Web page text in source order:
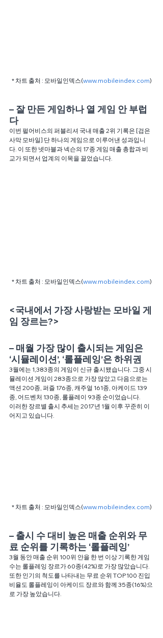
* 차트 출처 : 모바일인덱스(www.mobileindex.com)
– 잘 만든 게임하나 열 게임 안 부럽
다
이번 펄어비스의 퍼블리셔 국내 매출 2위 기록은 [검은
사막 모바일] 단 하나의 게임으로 이루어낸 성과입니
다. 이 또한 넷마블과 넥슨의 17종 게임 매출 총합과 비
교가 되면서 업계의 이목을 끌었습니다.
* 차트 출처 : 모바일인덱스(www.mobileindex.com)
<국내에서 가장 사랑받는 모바일 게
임 장르는?>
– 매월 가장 많이 출시되는 게임은
‘시뮬레이션’, ‘롤플레잉’은 하위권
3월에는 1,383종의 게임이 신규 출시됐습니다. 그중 시
뮬레이션 게임이 283종으로 가장 많았고 다음으로는
액션 200종, 퍼즐 176종, 캐주얼 161종, 아케이드 139
종, 어드벤처 130종, 롤플레이 93종 순이었습니다.
이러한 장르별 출시 추세는 2017년 1월 이후 꾸준히 이
어지고 있습니다.
* 차트 출처 : 모바일인덱스(www.mobileindex.com)
– 출시 수 대비 높은 매출 순위와 무
료 순위를 기록하는 ‘롤플레잉’
3월 동안 매출 순위 100위 안을 한 번 이상 기록한 게임
수는 롤플레잉 장르가 60종(42%)로 가장 많았습니다.
또한 인기의 척도를 나타내는 무료 순위 TOP100 진입
비율도 롤플레잉이 아케이드 장르와 함께 35종(16%)으
로 가장 높았습니다.